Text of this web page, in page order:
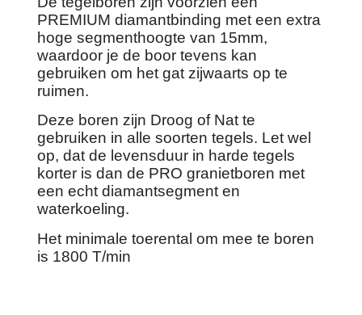
PREMIUM diamantbinding met een extra
hoge segmenthoogte van 15mm,
waardoor je de boor tevens kan
gebruiken om het gat zijwaarts op te
ruimen.
Deze boren zijn Droog of Nat te
gebruiken in alle soorten tegels. Let wel
op, dat de levensduur in harde tegels
korter is dan de PRO granietboren met
een echt diamantsegment en
waterkoeling.
Het minimale toerental om mee te boren
is 1800 T/min